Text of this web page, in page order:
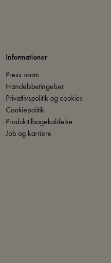
Informationer
Press room
Handelsbetingelser
Privatlivspolitik og cookies
Cookiepolitik
Produkttilbagekaldelse
Job og karriere